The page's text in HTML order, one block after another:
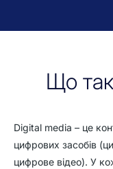
Що
Digital media – це
цифрових засобів
цифрове відео). У